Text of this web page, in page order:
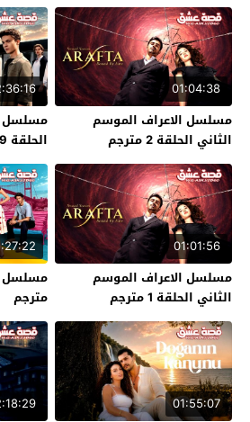
01:04:38
مسلسل الاعراف الموسم
الثاني الحلقة 2 مترجم
مسلسل
الحلقة 9 مترجم
01:01:56
مسلسل الاعراف الموسم
الثاني الحلقة 1 مترجم
مترجم
01:55:07